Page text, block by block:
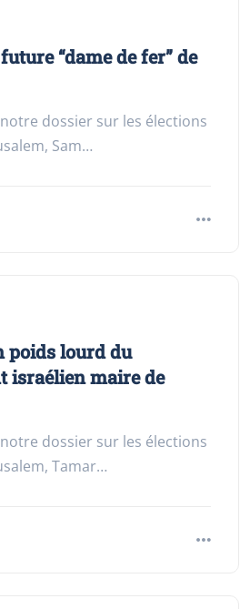
“dame de fer” de
dossier sur les élections
Sam…
poids lourd du
israélien maire de
dossier sur les élections
Tamar…